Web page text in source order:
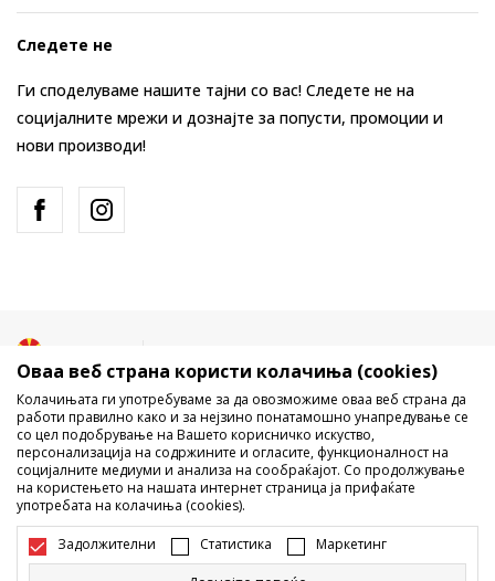
Следете не
Ги споделуваме нашите тајни со вас! Следете не на
социјалните мрежи и дознајте за попусти, промоции и
нови производи!
Не е дозволено превземање или користење на содржината од
интернет страните на Sport Vision, делумно или целосно a се
однесува на логоа, трговски марки, комерцијални содржини, ниту
истите да се отстапуваат на трети лица, јавно да се објавуваат или да
Оваа веб страна користи колачиња (cookies)
Колачињата ги употребуваме за да овозможиме оваа веб страна да
работи правилно како и за нејзино понатамошно унапредување се
со цел подобрување на Вашето корисничко искуство,
персонализација на содржините и огласите, функционалност на
социјалните медиуми и анализа на сообраќајот. Со продолжување
на користењето на нашата интернет страница ја прифаќате
употребата на колачиња (cookies).
Задолжителни Статистика Маркетинг